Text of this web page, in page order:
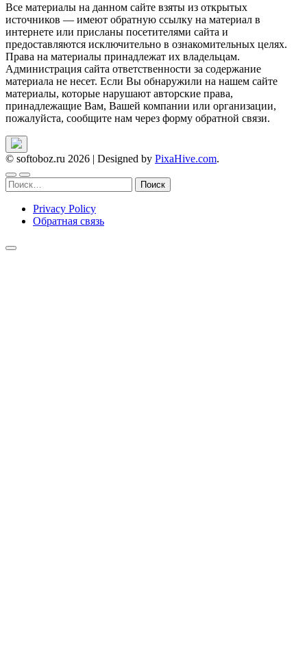
Все материалы на данном сайте взяты из открытых
источников — имеют обратную ссылку на материал в
интернете или присланы посетителями сайта и
предоставляются исключительно в ознакомительных целях.
Права на материалы принадлежат их владельцам.
Администрация сайта ответственности за содержание
материала не несет. Если Вы обнаружили на нашем сайте
материалы, которые нарушают авторские права,
принадлежащие Вам, Вашей компании или организации,
пожалуйста, сообщите нам через форму обратной связи.
© softoboz.ru 2026 | Designed by PixaHive.com.
Найти:
Privacy Policy
Обратная связь